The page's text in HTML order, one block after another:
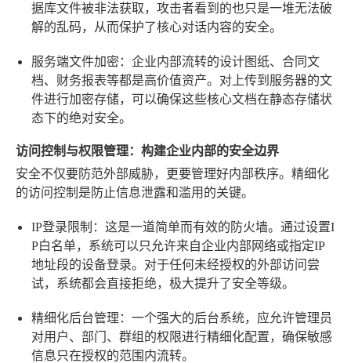
据库文件被非法获取，攻击者看到的也只是一堆无法破
解的乱码，从而保护了核心对话内容的安全。
服务端文件加密 ：企业内部流转的设计图纸、合同文
档、财务报表等都是高价值资产。对上传到服务器的文
件进行加密存储，可以确保这些核心文档在静态存储状
态下的绝对安全。
访问控制与权限管理：构建企业内部的安全边界
安全不仅要防范外部威胁，更要管理好内部秩序。精细化
的访问控制是防止信息泄露和滥用的关键。
IP登录限制 ：这是一道简单而有效的防火墙。通过设置I
P白名单，系统可以只允许来自企业内部网络或指定IP
地址段的设备登录。对于任何未经授权的外部访问尝
试，系统都会直接拒绝，极大提升了安全等级。
精细化后台管理 ：一个强大的后台系统，应允许管理员
对用户、部门、群组的权限进行精细化配置，确保敏感
信息只在授权的范围内流转。